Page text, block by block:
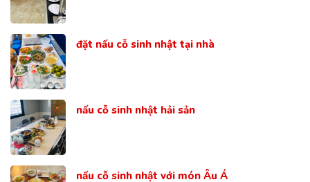
đặt nấu cỗ sinh nhật tại nhà
nấu cỗ sinh nhật hải sản
nấu cỗ sinh nhật với món Âu Á